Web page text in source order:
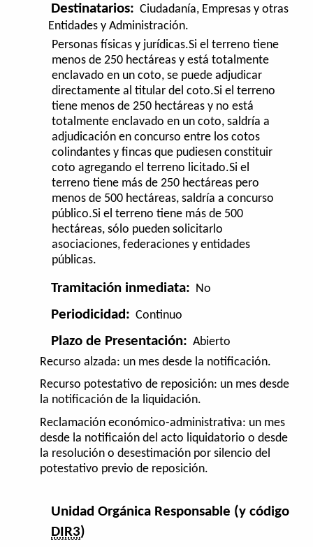
Destinatarios: Ciudadanía, Empresas y otras
Entidades y Administración.
Personas físicas y jurídicas.Si el terreno tiene
menos de 250 hectáreas y está totalmente
enclavado en un coto, se puede adjudicar
directamente al titular del coto.Si el terreno
tiene menos de 250 hectáreas y no está
totalmente enclavado en un coto, saldría a
adjudicación en concurso entre los cotos
colindantes y fincas que pudiesen constituir
coto agregando el terreno licitado.Si el
terreno tiene más de 250 hectáreas pero
menos de 500 hectáreas, saldría a concurso
público.Si el terreno tiene más de 500
hectáreas, sólo pueden solicitarlo
asociaciones, federaciones y entidades
públicas.
Tramitación inmediata: No
Periodicidad: Continuo
Plazo de Presentación: Abierto
Recurso alzada: un mes desde la notificación.
Recurso potestativo de reposición: un mes desde
la notificación de la liquidación.
Reclamación económico-administrativa: un mes
desde la notificaión del acto liquidatorio o desde
la resolución o desestimación por silencio del
potestativo previo de reposición.
Unidad Orgánica Responsable (y código
DIR3)